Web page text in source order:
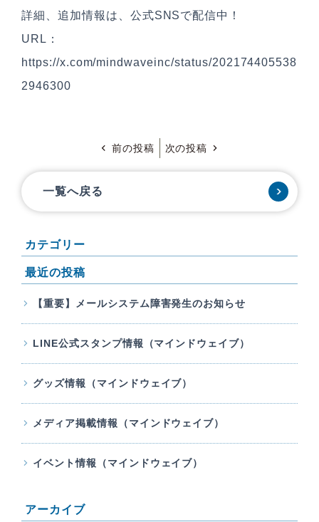
詳細、追加情報は、公式SNSで配信中！
URL：
https://x.com/mindwaveinc/status/202174405538
2946300
前の投稿 次の投稿
一覧へ戻る
カテゴリー
最近の投稿
【重要】メールシステム障害発生のお知らせ
LINE公式スタンプ情報（マインドウェイブ）
グッズ情報（マインドウェイブ）
メディア掲載情報（マインドウェイブ）
イベント情報（マインドウェイブ）
アーカイブ